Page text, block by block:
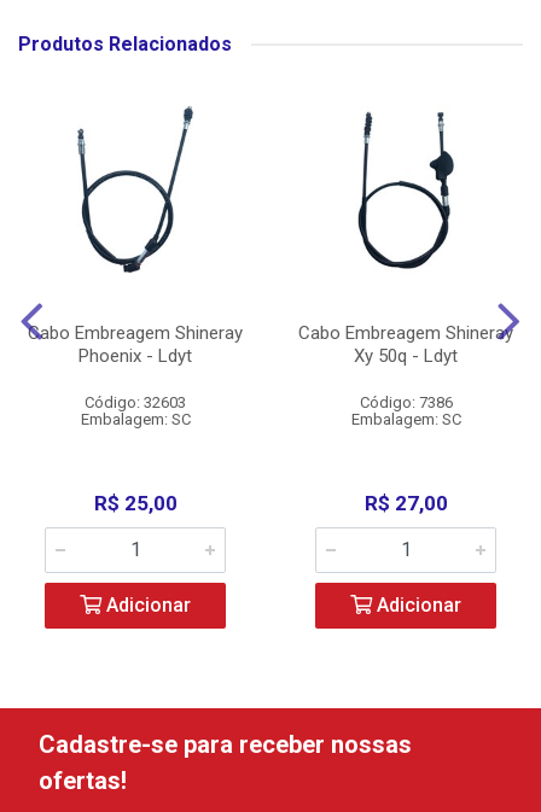
Produtos Relacionados
Cabo Embreagem Shineray
Phoenix - Ldyt
Código: 32603
Embalagem: SC
R$ 25,00
Adicionar
Cabo Embreagem Shineray
Xy 50q - Ldyt
Código: 7386
Embalagem: SC
R$ 27,00
Adicionar
Cadastre-se para receber nossas
ofertas!